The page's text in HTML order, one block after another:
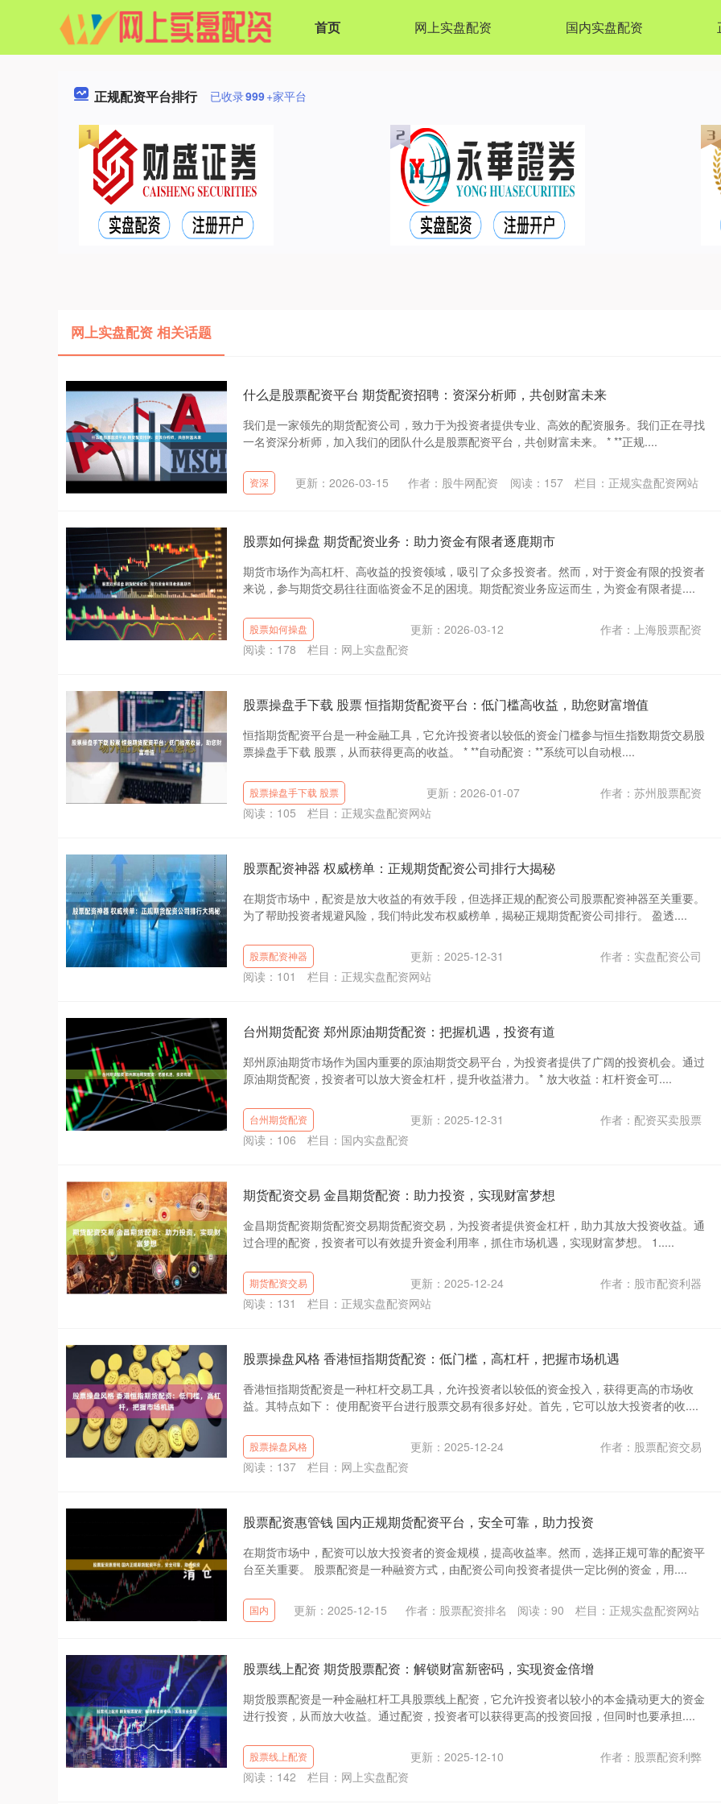
首页 网上实盘配资 国内实盘配资
正规配资平台排行 已收录999+家平台
网上实盘配资 相关话题
什么是股票配资平台 期货配资招聘：资深分析师，共创财富未来
我们是一家领先的期货配资公司，致力于为投资者提供专业、高效的配资服务。我们正在寻找
一名资深分析师，加入我们的团队什么是股票配资平台，共创财富未来。 * **正规....
资深 更新：2026-03-15 作者：股牛网配资 阅读： 157 栏目： 正规实盘配资网站
股票如何操盘 期货配资业务：助力资金有限者逐鹿期市
期货市场作为高杠杆、高收益的投资领域，吸引了众多投资者。然而，对于资金有限的投资者
来说，参与期货交易往往面临资金不足的困境。期货配资业务应运而生，为资金有限者提....
股票如何操盘 更新：2026-03-12
作者：上海股票配资
阅读： 178 栏目： 网上实盘配资
股票操盘手下载 股票 恒指期货配资平台：低门槛高收益，助您财富增值
恒指期货配资平台是一种金融工具，它允许投资者以较低的资金门槛参与恒生指数期货交易股
票操盘手下载 股票，从而获得更高的收益。 * **自动配资：**系统可以自动根....
股票操盘手下载 股票 更新：2026-01-07
作者：苏州股票配资
阅读： 105 栏目： 正规实盘配资网站
股票配资神器 权威榜单：正规期货配资公司排行大揭秘
在期货市场中，配资是放大收益的有效手段，但选择正规的配资公司股票配资神器至关重要。
为了帮助投资者规避风险，我们特此发布权威榜单，揭秘正规期货配资公司排行。 盈透....
股票配资神器 更新：2025-12-31
作者：实盘配资公司
阅读： 101 栏目： 正规实盘配资网站
台州期货配资 郑州原油期货配资：把握机遇，投资有道
郑州原油期货市场作为国内重要的原油期货交易平台，为投资者提供了广阔的投资机会。通过
原油期货配资，投资者可以放大资金杠杆，提升收益潜力。 * 放大收益：杠杆资金可....
台州期货配资 更新：2025-12-31
作者：配资买卖股票
阅读： 106 栏目： 国内实盘配资
期货配资交易 金昌期货配资：助力投资，实现财富梦想
金昌期货配资期货配资交易期货配资交易，为投资者提供资金杠杆，助力其放大投资收益。通
过合理的配资，投资者可以有效提升资金利用率，抓住市场机遇，实现财富梦想。 1.....
期货配资交易 更新：2025-12-24
作者：股市配资利器
阅读： 131 栏目： 正规实盘配资网站
股票操盘风格 香港恒指期货配资：低门槛，高杠杆，把握市场机遇
香港恒指期货配资是一种杠杆交易工具，允许投资者以较低的资金投入，获得更高的市场收
益。其特点如下： 使用配资平台进行股票交易有很多好处。首先，它可以放大投资者的收....
股票操盘风格 更新：2025-12-24
作者：股票配资交易
阅读： 137 栏目： 网上实盘配资
股票配资惠管钱 国内正规期货配资平台，安全可靠，助力投资
在期货市场中，配资可以放大投资者的资金规模，提高收益率。然而，选择正规可靠的配资平
台至关重要。 股票配资是一种融资方式，由配资公司向投资者提供一定比例的资金，用....
国内 更新：2025-12-15 作者：股票配资排名 阅读： 90 栏目： 正规实盘配资网站
股票线上配资 期货股票配资：解锁财富新密码，实现资金倍增
期货股票配资是一种金融杠杆工具股票线上配资，它允许投资者以较小的本金撬动更大的资金
进行投资，从而放大收益。通过配资，投资者可以获得更高的投资回报，但同时也要承担....
股票线上配资 更新：2025-12-10
作者：股票配资利弊
阅读： 142 栏目： 网上实盘配资